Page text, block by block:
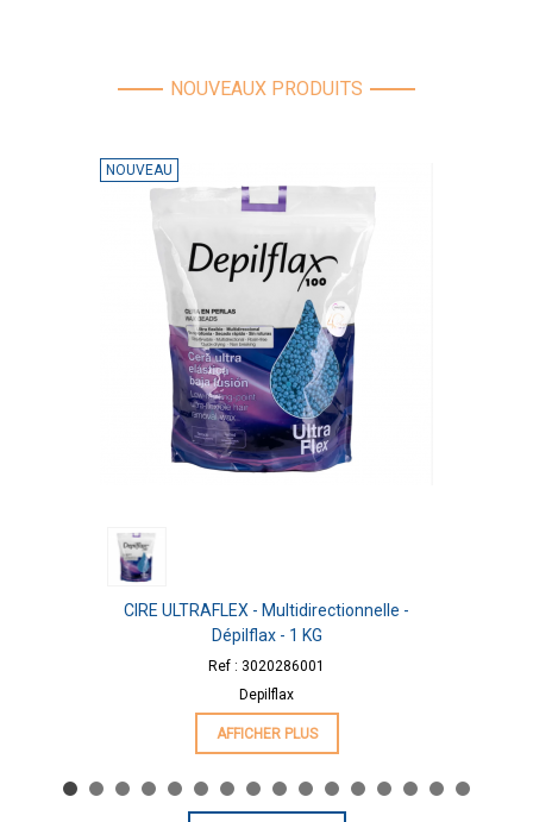
NOUVEAUX PRODUITS
NOUVEAU
CIRE ULTRAFLEX - Multidirectionnelle -
Dépilflax - 1 KG
Ref : 3020286001
Depilflax
AFFICHER PLUS